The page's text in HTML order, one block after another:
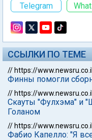
Telegram
ССЫЛКИ ПО ТЕМЕ
// https://
Финны помогли
// https://
Скауты "Фулхэма" и
Голаном
// https://
Фабио Капелло: "Я